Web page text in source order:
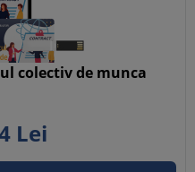
colectiv de munca
Lei